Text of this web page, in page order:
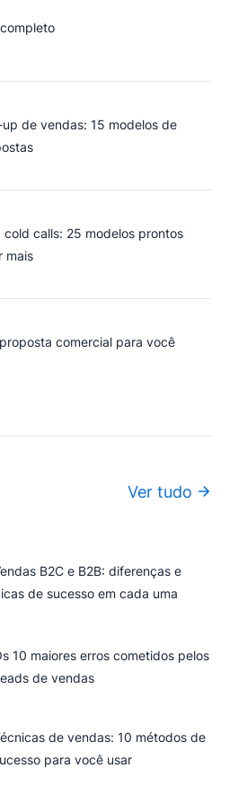
de vendas: 15 modelos de
calls: 25 modelos prontos
mais
comercial para você
Ver tudo
B2C e B2B: diferenças e
de sucesso em cada uma
10 maiores erros cometidos pelos
de vendas
de vendas: 10 métodos de
para você usar